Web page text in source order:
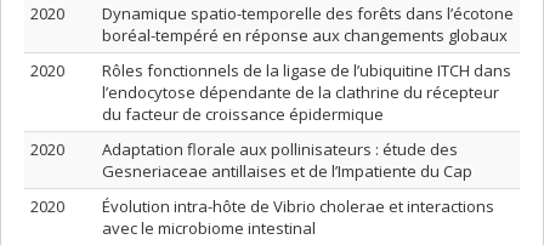
2020
Dynamique spatio-temporelle des forêts dans l’écotone
boréal-tempéré en réponse aux changements globaux
2020
Rôles fonctionnels de la ligase de l’ubiquitine ITCH dans
l’endocytose dépendante de la clathrine du récepteur
du facteur de croissance épidermique
2020
Adaptation florale aux pollinisateurs : étude des
Gesneriaceae antillaises et de l’Impatiente du Cap
2020
Évolution intra-hôte de Vibrio cholerae et interactions
avec le microbiome intestinal